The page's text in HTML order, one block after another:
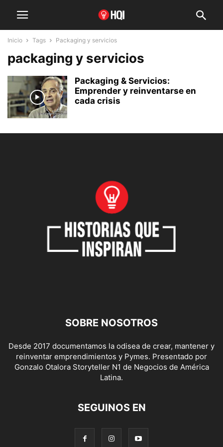
Inicio Tags Packaging y servicios
packaging y servicios
Packaging & Servicios:
Emprender y reinventarse en
cada crisis
SOBRE NOSOTROS
Desde 2017 documentamos la odisea de crear, mantener y
reinventar emprendimientos y Pymes. Presentado por
Gonzalo Otalora Storyteller N1 de Negocios de América
Latina.
SEGUINOS EN